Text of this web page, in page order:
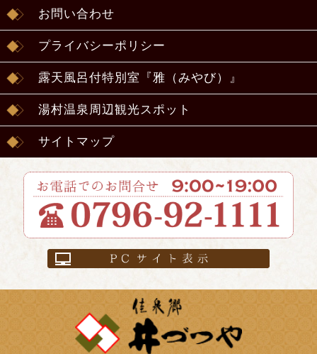
お問い合わせ
プライバシーポリシー
露天風呂付特別室『雅（みやび）』
湯村温泉周辺観光スポット
サイトマップ